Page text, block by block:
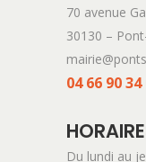
70 avenue
30130 –
04 66 90 34
Du lundi au